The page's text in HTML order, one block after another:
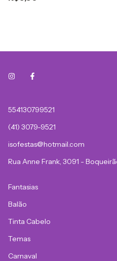
554130799521
(41) 3079-9521
isofestas@hotmail.com
Rua Anne Frank, 3091 -
Fantasias
Balão
Tinta Cabelo
Temas
Carnaval